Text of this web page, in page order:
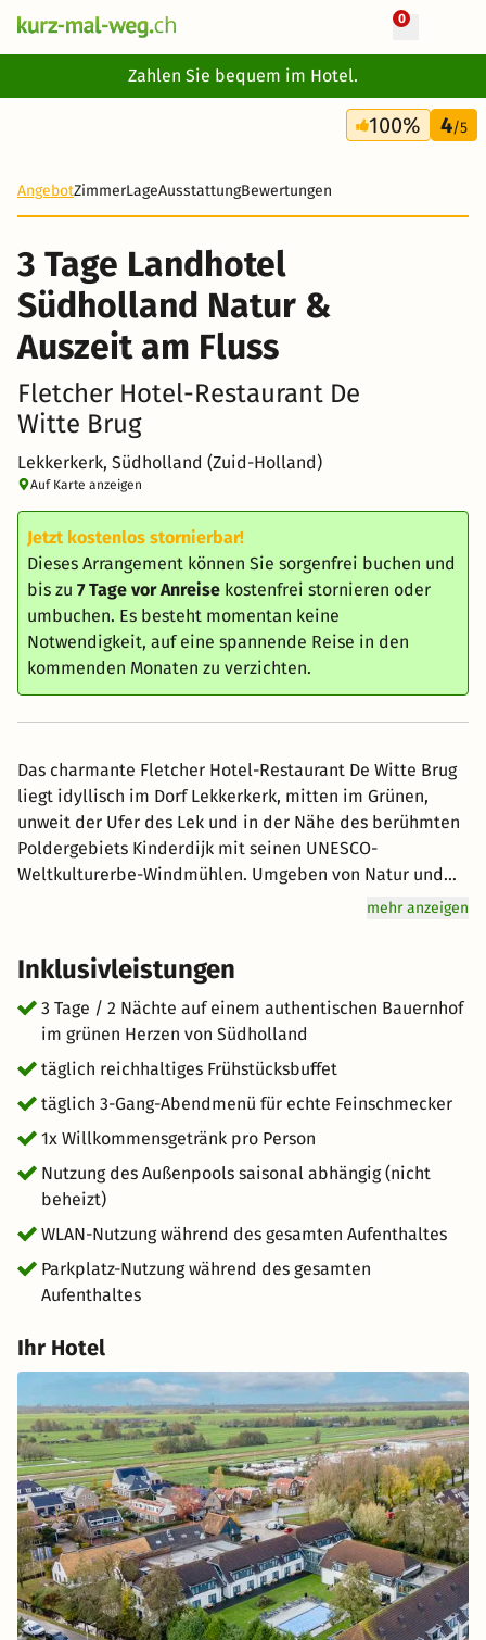
0
Zahlen Sie bequem im Hotel.
2 Tage
160 CHF
100% 4/5
AngebotZimmerLageAusstattungBewertungen
3 Tage Landhotel
Südholland Natur &
Auszeit am Fluss
Fletcher Hotel-Restaurant De
Witte Brug
Lekkerkerk, Südholland (Zuid-Holland)
Auf Karte anzeigen
Jetzt kostenlos stornierbar!
Dieses Arrangement können Sie sorgenfrei buchen und
bis zu 7 Tage vor Anreise kostenfrei stornieren oder
umbuchen. Es besteht momentan keine
Notwendigkeit, auf eine spannende Reise in den
kommenden Monaten zu verzichten.
Das charmante Fletcher Hotel-Restaurant De Witte Brug
liegt idyllisch im Dorf Lekkerkerk, mitten im Grünen,
unweit der Ufer des Lek und in der Nähe des berühmten
Poldergebiets Kinderdijk mit seinen UNESCO-
Weltkulturerbe-Windmühlen. Umgeben von Natur und
Wasser, ist das Hotel ideal für einen entspannten
Wanderwege führen durch grüne Weiten, vorbei an
Kanälen und Deichen. Gleichzeitig sind die historischen
Städte Gouda und Rotterdam schnell erreichbar – ideal
für alle, die Natur und Kultur kombinieren möchten. Das
Hotel bietet gemütliche Zimmer, ein traditionelles
Restaurant mit holländischer Küche, eine Terrasse im
Innenhof sowie eine ruhige Atmosphäre. Ein ideales Ziel
für ein ruhiges Wochenende im Grünen, einen Radurlaub
entlang der Flüsse oder eine erholsame Auszeit in
typisch holländischer Landschaft.
mehr anzeigen
Inklusivleistungen
3 Tage / 2 Nächte auf einem authentischen Bauernhof
im grünen Herzen von Südholland
täglich reichhaltiges Frühstücksbuffet
täglich 3-Gang-Abendmenü für echte Feinschmecker
1x Willkommensgetränk pro Person
Nutzung des Außenpools saisonal abhängig (nicht
beheizt)
WLAN-Nutzung während des gesamten Aufenthaltes
Parkplatz-Nutzung während des gesamten
Aufenthaltes
Ihr Hotel